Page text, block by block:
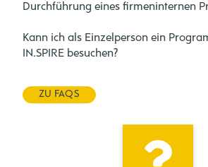
Durchführung eines firmeninternen
Kann ich als Einzelperson ein
IN.SPIRE besuchen?
ZU FAQS